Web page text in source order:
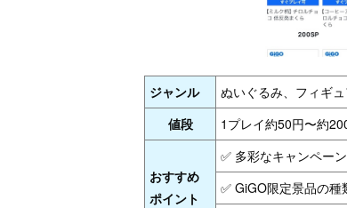
ジャンル
ぬいぐるみ、フィギ
値段
1プレイ約50円〜約
おすすめ
ポイント
✅ 多彩なキャンペー
✅ GiGO限定景品の種